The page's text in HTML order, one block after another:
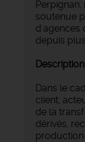
soutenue
d'agences
depuis
Dans le
client,
de la
dérivés,